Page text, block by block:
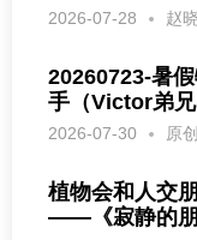
2026-07-28 赵
20260723-暑
手（Victor弟兄
2026-07-30 原
植物会和人交
——《寂静的朋